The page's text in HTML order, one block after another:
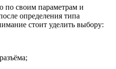
по своим параметрам и
определения типа
стоит уделить выбору: